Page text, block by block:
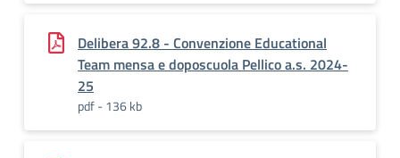
Delibera 92.8 - Convenzione Educational
Team mensa e doposcuola Pellico a.s. 2024-
25
pdf - 136 kb